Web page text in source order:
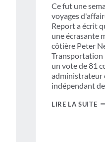
Ce fut une
voyages
Report a écrit
une écrasante
côtière Peter
Transportation
un vote de 81
administrateur
indépendant de
LIRE LA SUITE